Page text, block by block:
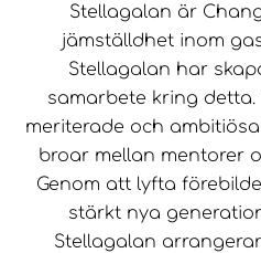
Stellagalan är
jämställdhet inom
Stellagalan har
samarbete kring
meriterade och
broar mellan mentorer
Genom att lyfta
stärkt nya
Stellagalan